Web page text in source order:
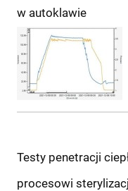
w autoklawie
Testy penetracji
procesowi